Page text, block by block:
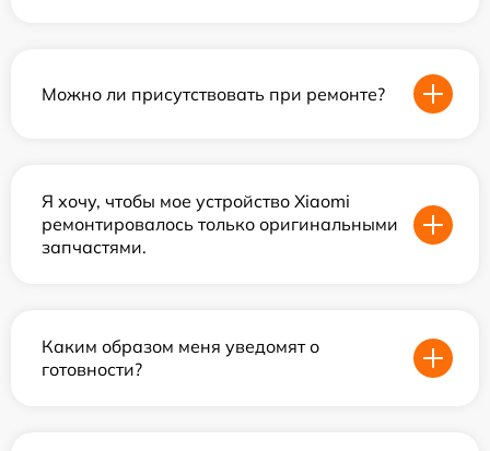
Можно ли присутствовать при ремонте?
Я хочу, чтобы мое устройство Xiaomi
ремонтировалось только оригинальными
запчастями.
Каким образом меня уведомят о
готовности?